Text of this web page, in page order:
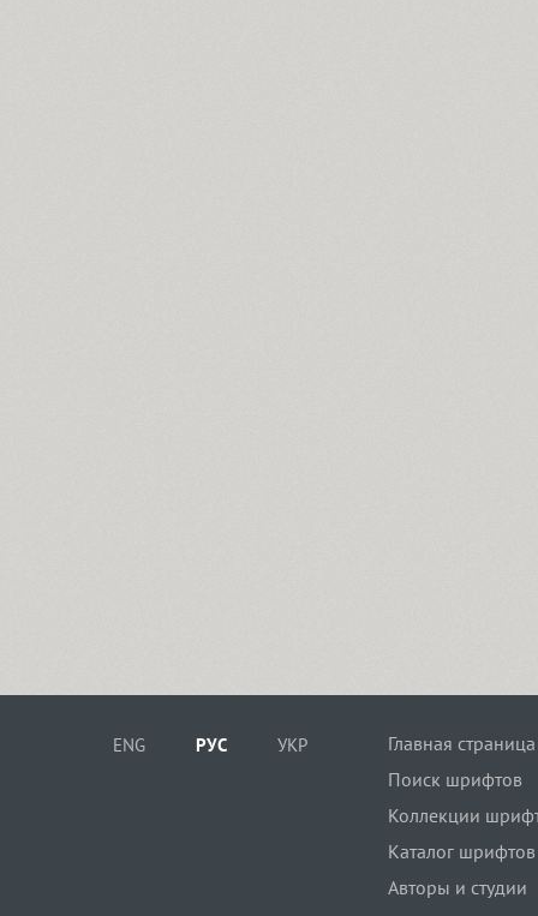
ENG РУС УКР
Главная страница
Поиск шрифтов
Коллекции
Каталог шрифтов
Авторы и студии